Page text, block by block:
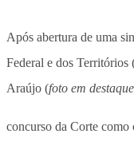
Após abertura de uma
Federal e dos Territórios
Araújo (foto em destaque
concurso da Corte como